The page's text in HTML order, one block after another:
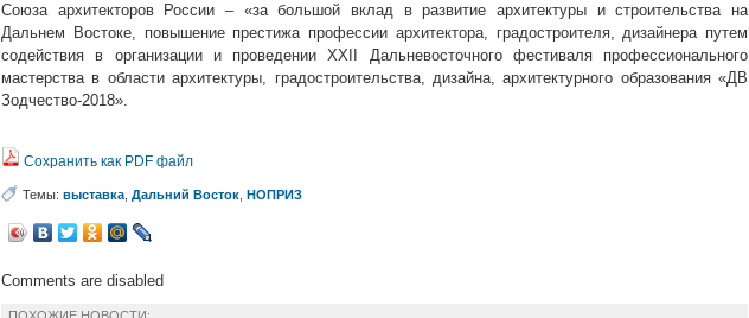
Союза архитекторов России – «за большой вклад в развитие архитектуры и строительства на
Дальнем Востоке, повышение престижа профессии архитектора, градостроителя, дизайнера путем
содействия в организации и проведении ХХII Дальневосточного фестиваля профессионального
мастерства в области архитектуры, градостроительства, дизайна, архитектурного образования «ДВ
Зодчество-2018».
Сохранить как PDF файл
Темы: выставка Дальний Восток НОПРИЗ
Comments are disabled